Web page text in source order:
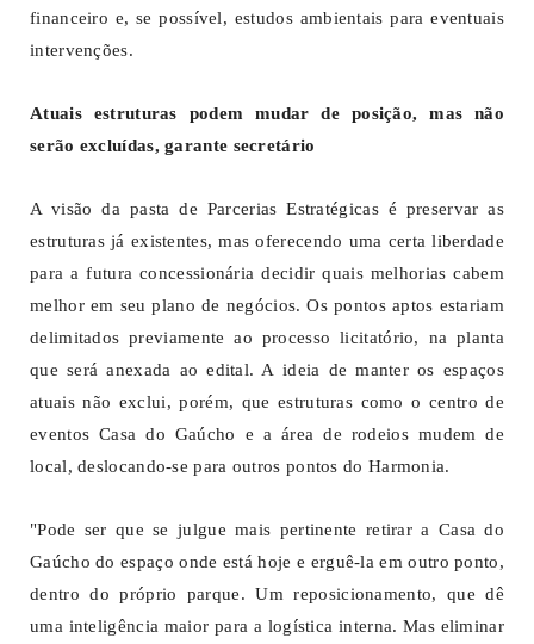
financeiro e, se possível, estudos ambientais para eventuais
intervenções.
Atuais estruturas podem mudar de posição, mas não
serão excluídas, garante secretário
A visão da pasta de Parcerias Estratégicas é preservar as
estruturas já existentes, mas oferecendo uma certa liberdade
para a futura concessionária decidir quais melhorias cabem
melhor em seu plano de negócios. Os pontos aptos estariam
delimitados previamente ao processo licitatório, na planta
que será anexada ao edital. A ideia de manter os espaços
atuais não exclui, porém, que estruturas como o centro de
eventos Casa do Gaúcho e a área de rodeios mudem de
local, deslocando-se para outros pontos do Harmonia.
"Pode ser que se julgue mais pertinente retirar a Casa do
Gaúcho do espaço onde está hoje e erguê-la em outro ponto,
dentro do próprio parque. Um reposicionamento, que dê
uma inteligência maior para a logística interna. Mas eliminar